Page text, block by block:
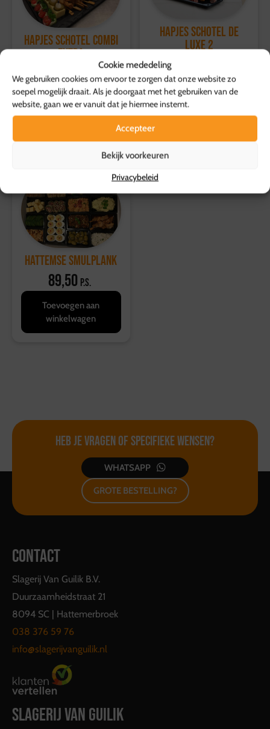
Cookie mededeling
We gebruiken cookies om ervoor te zorgen dat onze website zo
soepel mogelijk draait. Als je doorgaat met het gebruiken van de
website, gaan we er vanuit dat je hiermee instemt.
Accepteer
Bekijk voorkeuren
Privacybeleid
dagen, waarbij de volledige kosten worden vergoed.
Voor meer informatie, bezoek onze
klantenservicepagina.
Hapjes Schotel Combi
Extra
109,95p.s.
Toevoegen aan
winkelwagen
Hapjes schotel de
Luxe 2
Toevoegen aan
winkelwagen
Hattemse Smulplank
89,50 p.s.
Toevoegen aan
winkelwagen
Heb je vragen ofspecifieke wensen?
WHATSAPP
GROTE BESTELLING?
CONTACT
Slagerij Van Guilik B.V.
Duurzaamheidstraat 21
8094 SC | Hattemerbroek
038 376 59 76
info@slagerijvanguilik.nl
SLAGERIJ VAN GUILIK